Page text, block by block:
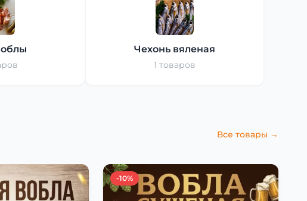
Чехонь вяленая
1 товаров
Все товары →
-10%